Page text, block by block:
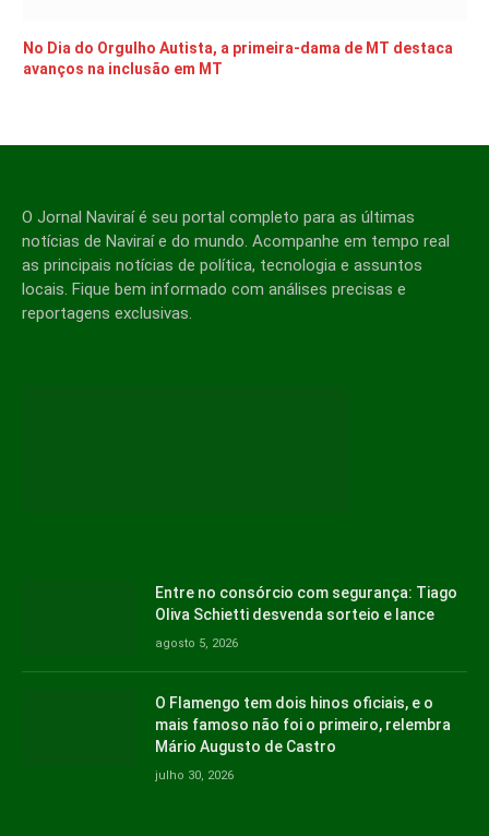
No Dia do Orgulho Autista, a primeira-dama de MT destaca
avanços na inclusão em MT
O Jornal Naviraí é seu portal completo para as últimas
notícias de Naviraí e do mundo. Acompanhe em tempo real
as principais notícias de política, tecnologia e assuntos
locais. Fique bem informado com análises precisas e
reportagens exclusivas.
Entre no consórcio com segurança: Tiago
Oliva Schietti desvenda sorteio e lance
agosto 5, 2026
O Flamengo tem dois hinos oficiais, e o
mais famoso não foi o primeiro, relembra
Mário Augusto de Castro
julho 30, 2026